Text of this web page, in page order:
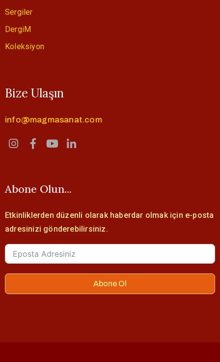
Sergiler
DergiM
Koleksiyon
Bize Ulaşın
info@magmasanat.com
Abone Olun...
Etkinliklerden düzenli olarak haberdar olmak için e-posta
adresinizi gönderebilirsiniz.
Abone Ol